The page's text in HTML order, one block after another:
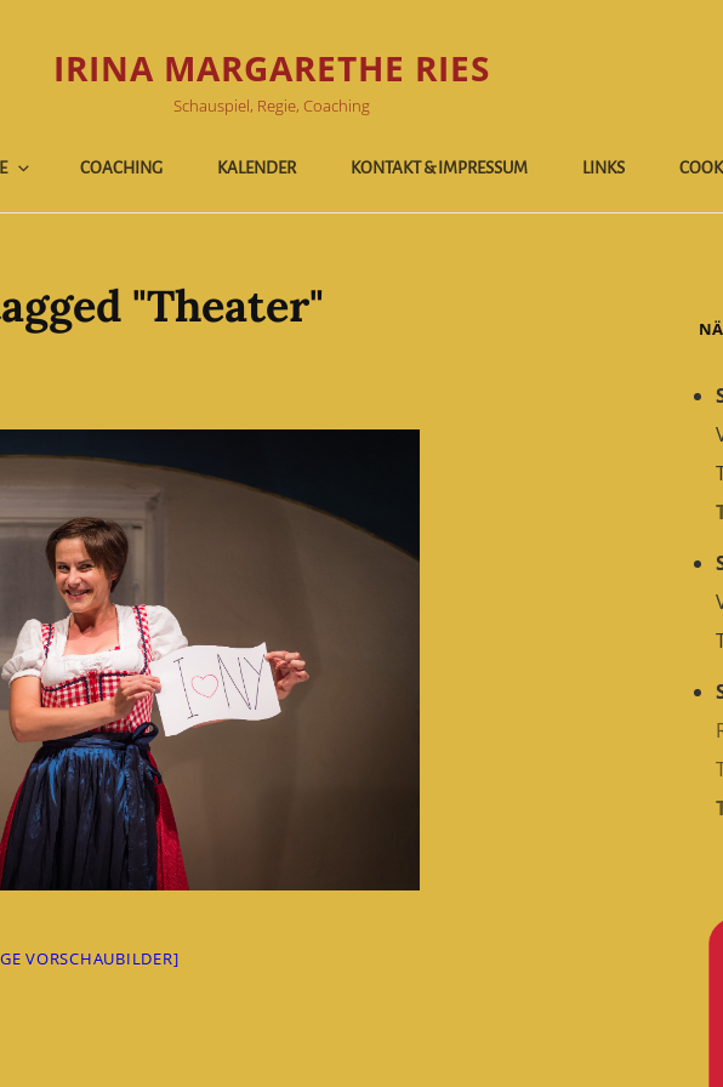
IRINA MARGARETHE RIES
Schauspiel, Regie, Coaching
COACHING KALENDER KONTAKT & IMPRESSUM LINKS
"Theater"
VORSCHAUBILDER]